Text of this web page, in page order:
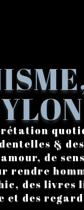
&
de
rendre
des livres
et des